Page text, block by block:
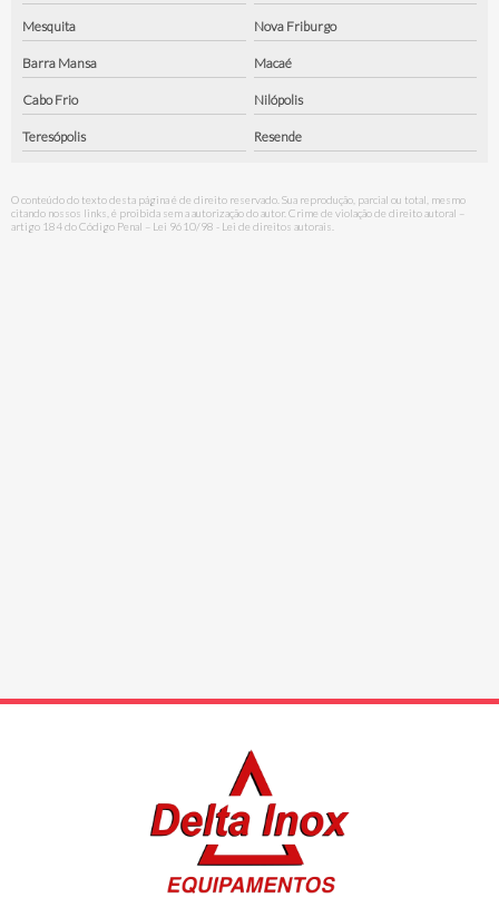
Mesquita Nova Friburgo
Barra Mansa Macaé
Cabo Frio Nilópolis
Teresópolis Resende
O conteúdo do texto desta página é de direito reservado. Sua reprodução, parcial ou total, mesmo
citando nossos links, é proibida sem a autorização do autor. Crime de violação de direito autoral –
artigo 184 do Código Penal – Lei 9610/98 - Lei de direitos autorais